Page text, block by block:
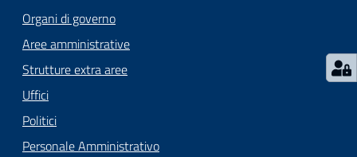
Organi di governo
Aree amministrative
Strutture extra aree
Uffici
Politici
Personale Amministrativo